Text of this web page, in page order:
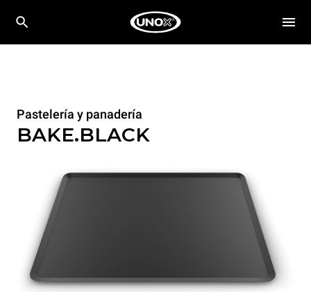
Pastelería y panadería
BAKE.BLACK